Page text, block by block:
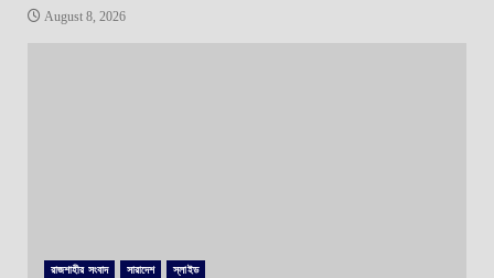
August 8, 2026
রাজশাহীর সংবাদ সারাদেশ স্লাইড